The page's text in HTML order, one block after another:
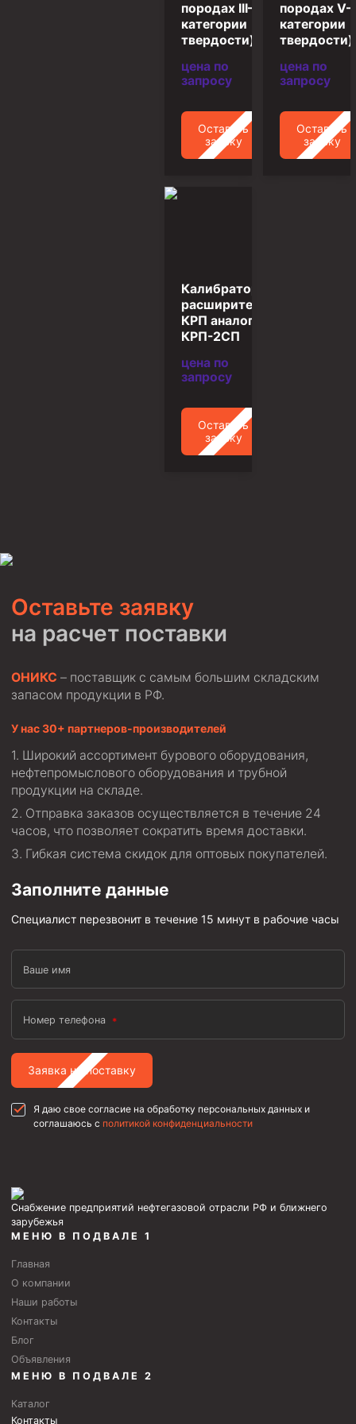
Скребки корончатые СК и тросовые СТ
Инструмент для бурения и КРС (ловильный, аварийный)
Перья для резки кабеля
Фрезеры арбузообразные
Фрезеры стартово-оконные
Калибраторы расширители
Фрезеры Барракуда
Фрезеры пилотные
Райберы конусные
Фрезеры кольцевые
Фрезеры-долота торцевые
Ключи
Фрезерующие инструменты
Клинья — отклонители
Метчики ловильные
Рукава буровые
Стропы
Стропы канатные ВК
Стропы канатные
Стропы текстильные
Элементы линии обвязки
породах III–IV
категории
твердости)
цена по
запросу
Оставить
заявку
породах
категории
твердости)
цена по
запросу
Оставить
заявку
Калибратор
расширитель
КРП аналог
КРП-2СП
цена по
запросу
Оставить
заявку
Оставьте заявку
на расчет поставки
ОНИКС – поставщик с самым большим складским
запасом продукции в РФ.
У нас 30+ партнеров-производителей
Широкий ассортимент бурового оборудования,
нефтепромыслового оборудования и трубной
продукции на складе.
Отправка заказов осуществляется в течение 24
часов, что позволяет сократить время доставки.
Гибкая система скидок для оптовых покупателей.
Заполните данные
Специалист перезвонит в течение 15 минут в рабочие часы
Ваше имя
Номер телефона
Заявка на поставку
Я даю свое согласие на обработку персональных данных и
соглашаюсь с политикой конфиденциальности
Снабжение предприятий нефтегазовой отрасли РФ и ближнего
зарубежья
МЕНЮ В ПОДВАЛЕ 1
Главная
О компании
Наши работы
Контакты
Блог
Объявления
МЕНЮ В ПОДВАЛЕ 2
Каталог
Контакты